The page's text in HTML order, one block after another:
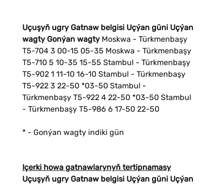
Uçuşyň ugry Gatnaw belgisi Uçýan güni Uçýan
wagty Gonýan wagtyMoskwa - Türkmenbaşy
T5-704 3 00-15 05-35 Moskwa - Türkmenbaşy
Т5-710 5 10-35 15-55 Stambul - Türkmenbaşy
T5-902 1 11-10 16-10 Stambul - Türkmenbaşy
T5-922 3 22-50 *03-50 Stambul -
Türkmenbaşy T5-922 4 22-50 *03-50 Stambul
- Türkmenbaşy T5-986 6 17-50 22-50
* - Gonýan wagty indiki gün
Içerki howa gatnawlarynyň tertipnamasy
Uçuşyň ugry Gatnaw belgisi Uçýan güni Uçýan